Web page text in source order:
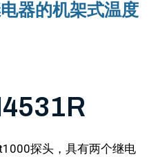
器的机架式温度
探头，具有两个继电